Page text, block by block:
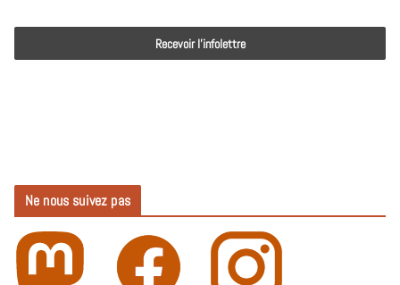
Ne nous suivez pas